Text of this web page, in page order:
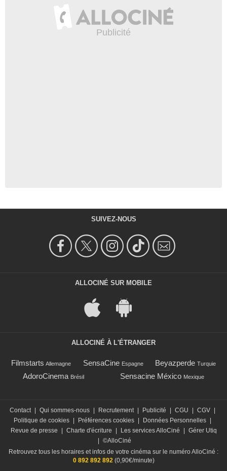
SUIVEZ-NOUS
ALLOCINÉ SUR MOBILE
ALLOCINÉ À L'ÉTRANGER
Filmstarts Allemagne SensaCine Espagne Beyazperde Turquie
AdoroCinema Brésil Sensacine México Mexique
Contact Qui sommes-nous Recrutement Publicité CGU CGV
Politique de cookies
Préférences cookies Données Personnelles
Revue de presse
Charte d'écriture Les services AlloCiné
Gérer Utiq
©AlloCiné
Retrouvez tous les horaires et infos de votre cinéma sur le numéro AlloCiné :
0 892 892 892(0,90€/minute)